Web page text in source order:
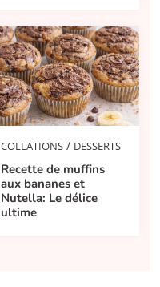
COLLATIONS / DESSERTS
Recette de muffins
aux bananes et
Nutella: Le délice
ultime